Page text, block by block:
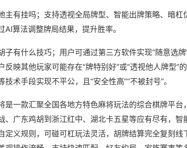
主有挂吗；支持透视全局牌型、智能出牌策略、暗
AI算法调整牌局结果，提升胜率。
子有什么技巧；用户可通过第三方软件实现“随意选牌
反映其他玩家可能存在“牌特别好”或“透视他人牌型”
技术手段实现不平公，且“安全性高”“不被封号”。
是一款汇聚全国各地方特色麻将玩法的综合棋牌平
、广东鸡胡到浙江红中、湖北卡五星等应有尽有，
定义规则，可碰可杠玩法灵活，胡牌结算完全复刻